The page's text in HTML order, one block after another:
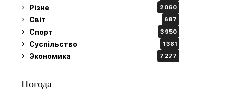
Різне 2 060
Світ 687
Спорт 3 950
Суспільство 1 381
Экономика 7 277
Погода